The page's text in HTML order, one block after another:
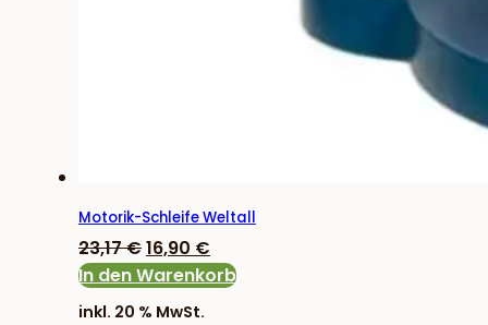
Motorik-Schleife Weltall
23,17€Ursprünglicher
Preis
war:
16,90 €Aktueller
Preis
In den Warenkorb
inkl. 20 % MwSt.